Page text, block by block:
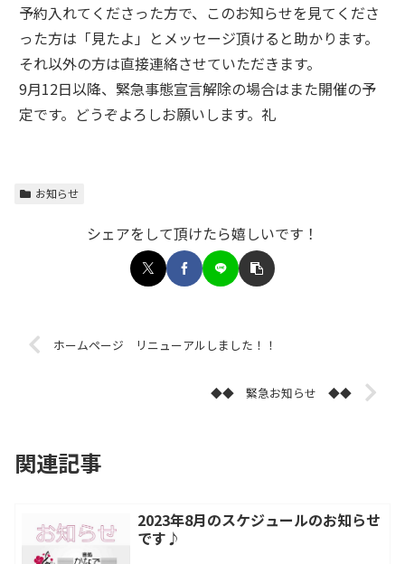
予約入れてくださった方で、このお知らせを見てくださ
った方は「見たよ」とメッセージ頂けると助かります。
それ以外の方は直接連絡させていただきます。
9月12日以降、緊急事態宣言解除の場合はまた開催の予
定です。どうぞよろしお願いします。礼
お知らせ
シェアをして頂けたら嬉しいです！
ホームページ リニューアルしました！！
◆◆ 緊急お知らせ ◆◆
関連記事
2023年8月のスケジュールのお知らせ
です♪